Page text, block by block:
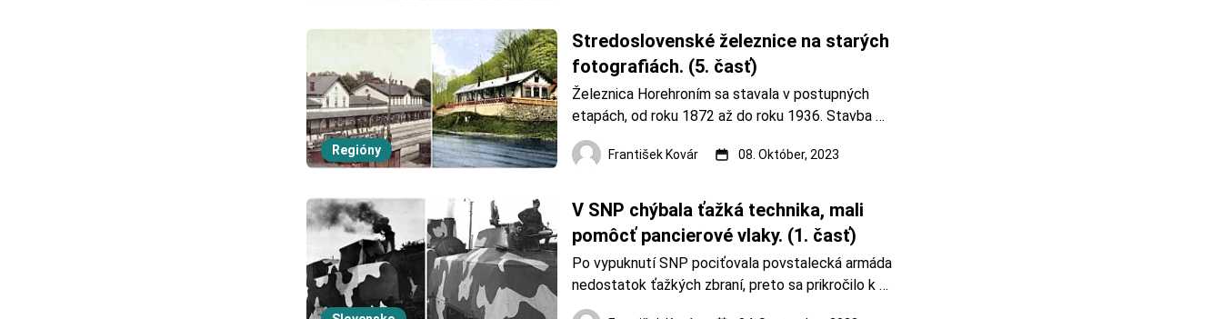
hlavná stanica dnes nesie názov Z
Regióny
Stredoslovenské železnice na starých
fotografiách. (5. časť)
Železnica Horehroním sa stavala v postupných
etapách, od roku 1872 až do roku 1936. Stavba
začínala vo Zvolene a pokračovala do Banskej
Bystrice. Odtiaľ postupne do Podbrezovej a do
pokračovalo z Červenej Skaly až do Margecian.
Zvolen. Zdroj: OZ KAMENICA Banská Bystri
František Kovár 08. Október, 2023
V SNP chýbala ťažká technika, mali
pomôcť pancierové vlaky. (1. časť)
Po vypuknutí SNP pociťovala povstalecká armáda
nedostatok ťažkých zbraní, preto sa prikročilo k
stavbe improvizovaných pancierových vlakov. Rozkaz